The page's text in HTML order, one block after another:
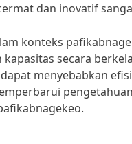
dan inovatif
konteks
secara
menyebabkan